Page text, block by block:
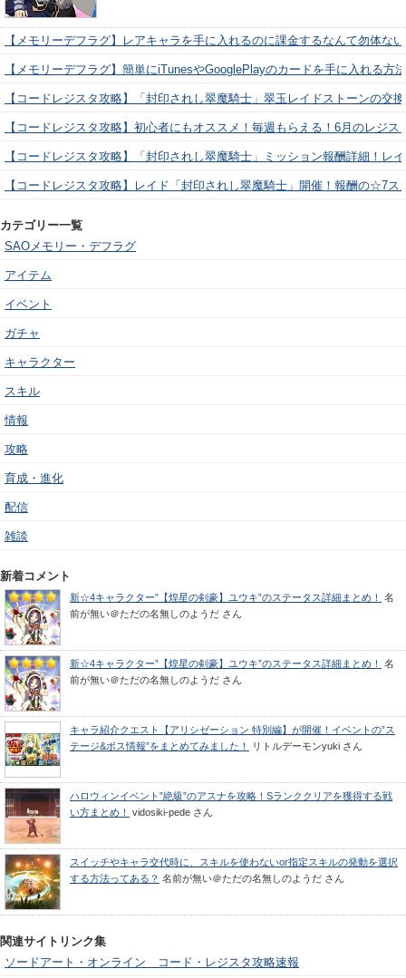
【メモリーデフラグ】レアキャラを手に入れるのに課金するなんて勿体な
【メモリーデフラグ】簡単にiTunesやGooglePlayのカードを手に入れる方
【コードレジスタ攻略】「封印されし翠魔騎士」翠玉レイドストーンの交
【コードレジスタ攻略】初心者にもオススメ！毎週もらえる！6月のレジ
【コードレジスタ攻略】「封印されし翠魔騎士」ミッション報酬詳細！レ
【コードレジスタ攻略】レイド「封印されし翠魔騎士」開催！報酬の☆7
カテゴリー一覧
SAOメモリー・デフラグ
アイテム
イベント
ガチャ
キャラクター
スキル
情報
攻略
育成・進化
配信
雑談
新着コメント
新☆4キャラクター”【煌星の剣豪】ユウキ”のステータス詳細まとめ！
名
前が無い＠ただの名無しのようだ さん
新☆4キャラクター”【煌星の剣豪】ユウキ”のステータス詳細まとめ！
名
前が無い＠ただの名無しのようだ さん
キャラ紹介クエスト【アリシゼーション 特別編】が開催！イベントの”ス
テージ&ボス情報”をまとめてみました！
リトルデーモンyuki さん
ハロウィンイベント”絶級”のアスナを攻略！Sランククリアを獲得する戦
い方まとめ！
vidosiki-pede さん
スイッチやキャラ交代時に、スキルを使わないor指定スキルの発動を選択
する方法ってある？ 名前が無い＠ただの名無しのようだ さん
関連サイトリンク集
ソードアート・オンライン コード・レジスタ攻略速報